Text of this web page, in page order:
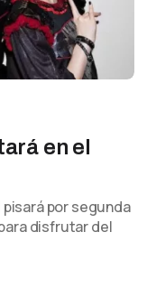
en el
por segunda
disfrutar del